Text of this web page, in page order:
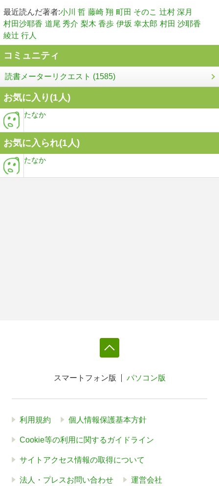
最近読んだ著者:小川 哲 藤崎 翔 町田 そのこ 辻村 深月
村田沙耶香 道尾 秀介 梨木 香歩 伊坂 幸太郎 村田 沙耶香
綾辻 行人
コミュニティ
読書メーターリクエスト (1585)
お気に入り(1人)
たなか
お気に入られ(1人)
たなか
スマートフォン版 パソコン版
利用規約 個人情報保護基本方針
Cookie等の利用に関するガイドライン
サイトアクセス情報の取得について
法人・プレスお問い合わせ 運営会社